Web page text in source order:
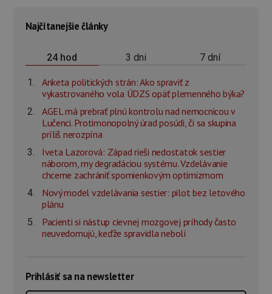
Najčítanejšie články
24 hod 3 dni 7 dní
Anketa politických strán: Ako spraviť z
vykastrovaného vola ÚDZS opäť plemenného býka?
AGEL má prebrať plnú kontrolu nad nemocnicou v
Lučenci. Protimonopolný úrad posúdi, či sa skupina
príliš nerozpína
Iveta Lazorová: Západ rieši nedostatok sestier
náborom, my degradáciou systému. Vzdelávanie
chceme zachrániť spomienkovým optimizmom
Nový model vzdelávania sestier: pilot bez letového
plánu
Pacienti si nástup cievnej mozgovej príhody často
neuvedomujú, keďže spravidla nebolí
Prihlásiť sa na newsletter